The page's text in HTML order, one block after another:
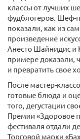
классы от лучших
фудблогеров. Шеф-
показали, как из
произведение
Анесто Шайнидис и
примере доказали,
и превратить свое
После мастер-
готовые блюда и
того, дегустации
Премии «Здоровое
фестиваля отдали
Торговой марки